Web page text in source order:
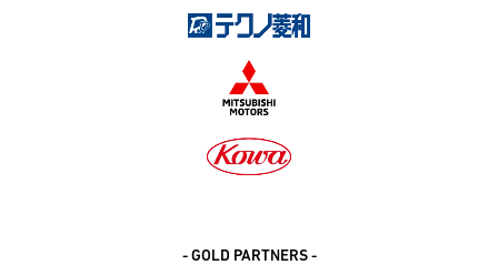
- GOLD PARTNERS -